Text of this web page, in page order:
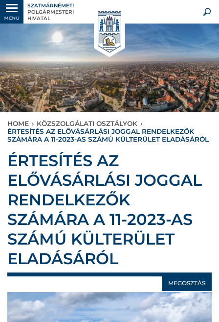
MENU
SZATMÁRNÉMETI
POLGÁRMESTERI
HIVATAL
HOME › KÖZSZOLGÁLATI OSZTÁLYOK ›
ÉRTESÍTÉS AZ ELŐVÁSÁRLÁSI JOGGAL RENDELKEZŐK
SZÁMÁRA A 11-2023-AS SZÁMÚ KÜLTERÜLET ELADÁSÁRÓL
ÉRTESÍTÉS AZ
ELŐVÁSÁRLÁSI JOGGAL
RENDELKEZŐK
SZÁMÁRA A 11-2023-AS
SZÁMÚ KÜLTERÜLET
ELADÁSÁRÓL
MEGOSZTÁS